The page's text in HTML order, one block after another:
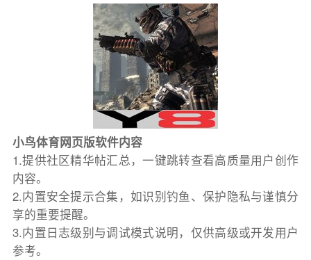
小鸟体育网页版软件内容
1.提供社区精华帖汇总，一键跳转查看高质量用户创作
内容。
2.内置安全提示合集，如识别钓鱼、保护隐私与谨慎分
享的重要提醒。
3.内置日志级别与调试模式说明，仅供高级或开发用户
参考。